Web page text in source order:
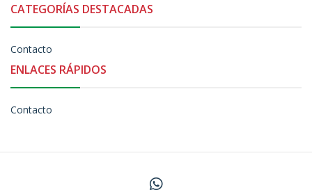
CATEGORÍAS DESTACADAS
Contacto
ENLACES RÁPIDOS
Contacto